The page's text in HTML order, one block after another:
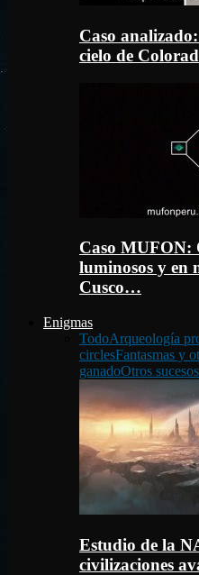
Caso
cielo de
Caso MUFON:
luminosos y en
Cusco…
Enigmas
TodoArqueología
circlesFantasmas y
ganadoOtros
Estudio de la
civilizaciones